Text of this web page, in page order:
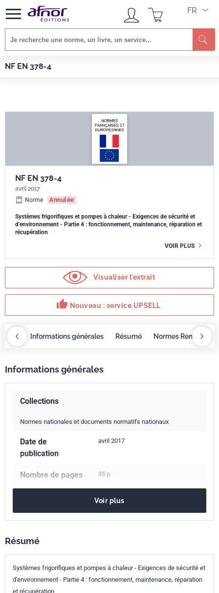
FR
NF EN 378-4
Afnor EDITIONS
NF EN 378-4
avril 2017
Norme
Annulée
Systèmes frigorifiques et pompes à chaleur - Exigences de sécurité et
d'environnement - Partie 4 : fonctionnement, maintenance, réparation et
récupération
VOIR PLUS
Visualiser l'extrait
thumb_up Nouveau : service UPSELL
Informations générales Résumé Normes
Informations générales
Collections
Normes nationales et documents normatifs nationaux
Date de
publication
avril 2017
Nombre de pages 35 p.
Codes ICS
Indice de
classement
E35-404-4
Numéro de tirage
Voir plus
Résumé
Systèmes frigorifiques et pompes à chaleur - Exigences de sécurité et
d'environnement - Partie 4 : fonctionnement, maintenance, réparation
et récupération